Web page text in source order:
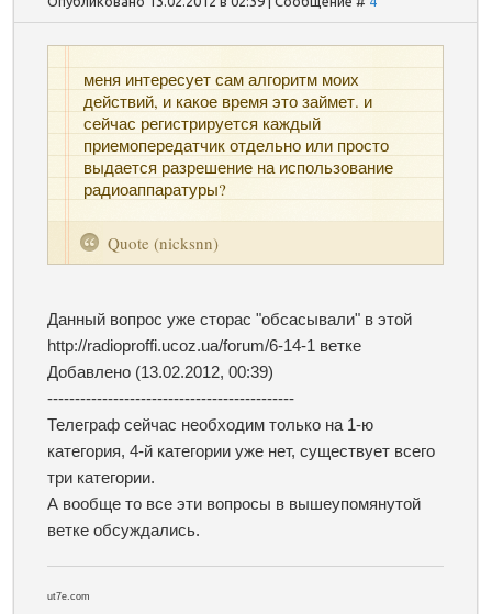
Quote (nicksnn)
меня интересует сам алгоритм моих
действий, и какое время это займет. и
сейчас регистрируется каждый
приемопередатчик отдельно или просто
выдается разрешение на использование
радиоаппаратуры?
Данный вопрос уже сторас "обсасывали" в этой
http://radioproffi.ucoz.ua/forum/6-14-1 ветке
Добавлено (13.02.2012, 00:39)
---------------------------------------------
Телеграф сейчас необходим только на 1-ю
категория, 4-й категории уже нет, существует всего
три категории.
А вообще то все эти вопросы в вышеупомянутой
ветке обсуждались.
ut7e.com